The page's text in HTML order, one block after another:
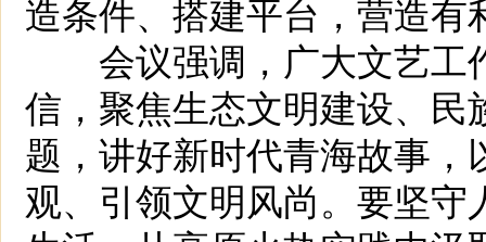
造条件、搭建平台，营造
会议强调，广大文艺工
信，聚焦生态文明建设、
题，讲好新时代青海故事
观、引领文明风尚。要坚